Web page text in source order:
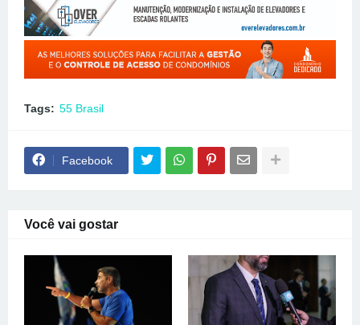
Tags: 55 Brasil
Facebook
Você vai gostar